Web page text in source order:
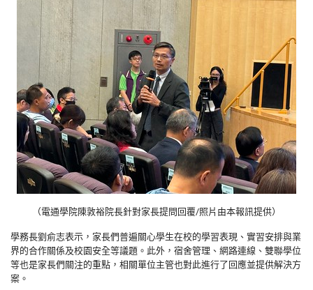
（電通學院陳敦裕院長針對家長提問回覆/照片由本報訊提供）
學務長劉俞志表示，家長們普遍關心學生在校的學習表現、實習安排與業
界的合作關係及校園安全等議題。此外，宿舍管理、網路連線、雙聯學位
等也是家長們關注的重點，相關單位主管也對此進行了回應並提供解決方
案。